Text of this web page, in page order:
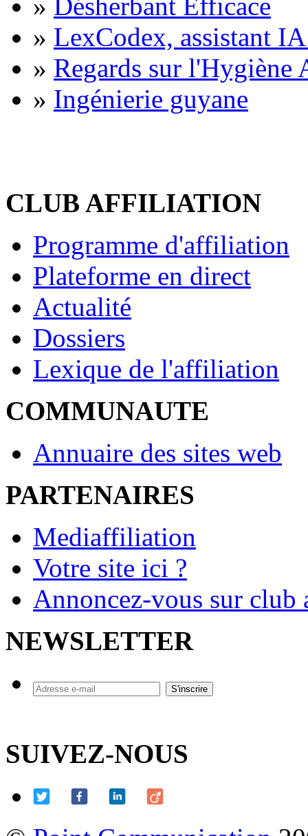
» Désherbant Efficace
» LexCodex, assistant
» Regards sur l'Hygiène
» Ingénierie guyane
CLUB AFFILIATION
Programme d'affiliation
Plateforme en direct
Actualité
Dossiers
Lexique de l'affiliation
COMMUNAUTE
Annuaire des sites web
PARTENAIRES
Mediaffiliation
Votre site ici ?
Annoncez-vous sur
NEWSLETTER
SUIVEZ-NOUS